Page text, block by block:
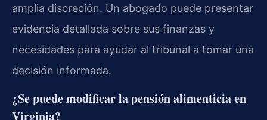
amplia discreción. Un abogado puede presentar
evidencia detallada sobre sus finanzas y
necesidades para ayudar al tribunal a tomar una
decisión informada.
¿Se puede modificar la pensión alimenticia en
Virginia?